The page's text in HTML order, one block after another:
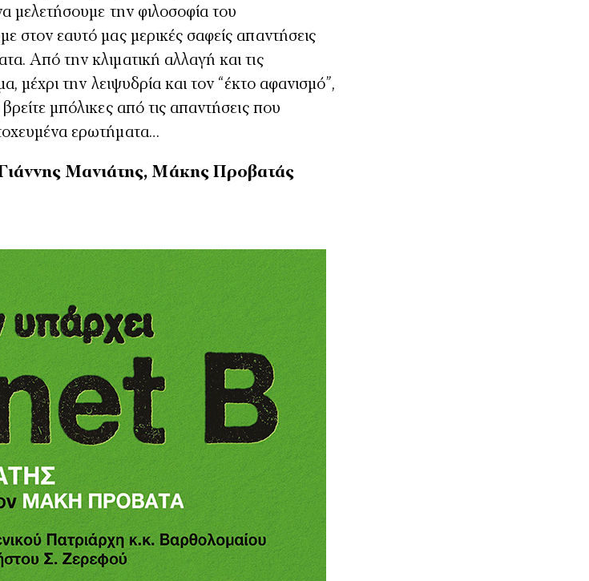
μελετήσουμε την φιλοσοφία του
στον εαυτό μας μερικές σαφείς απαντήσεις
Από την κλιματική αλλαγή και τις
μέχρι την λειψυδρία και τον “έκτο αφανισμό”,
μπόλικες από τις απαντήσεις που
ερωτήματα…
Μανιάτης, Μάκης Προβατάς